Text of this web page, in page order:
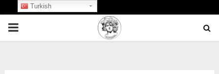
PRIMARY
Turkish